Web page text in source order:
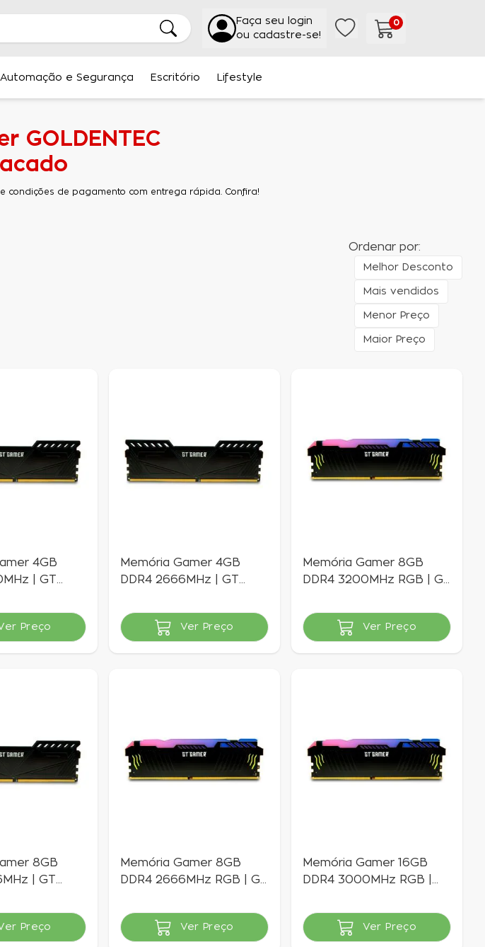
Faça seu login
ou cadastre-se!
0
Automação e Segurança Escritório Lifestyle
GOLDENTEC
condições de pagamento com entrega rápida. Confira!
Ordenar por:
Melhor Desconto
Mais vendidos
Menor Preço
Maior Preço
4GB
| GT
Preço
Memória Gamer 4GB
DDR4 2666MHz | GT
Indisponível
Ver Preço
Memória Gamer 8GB
DDR4 3200MHz RGB | GT
Indisponível
Ver Preço
8GB
| GT
Preço
Memória Gamer 8GB
DDR4 2666MHz RGB | GT
Indisponível
Ver Preço
Memória Gamer 16GB
DDR4 3000MHz RGB |
Indisponível
Ver Preço